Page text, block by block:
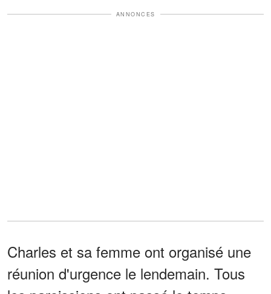
ANNONCES
Charles et sa femme ont organisé une
réunion d'urgence le lendemain. Tous